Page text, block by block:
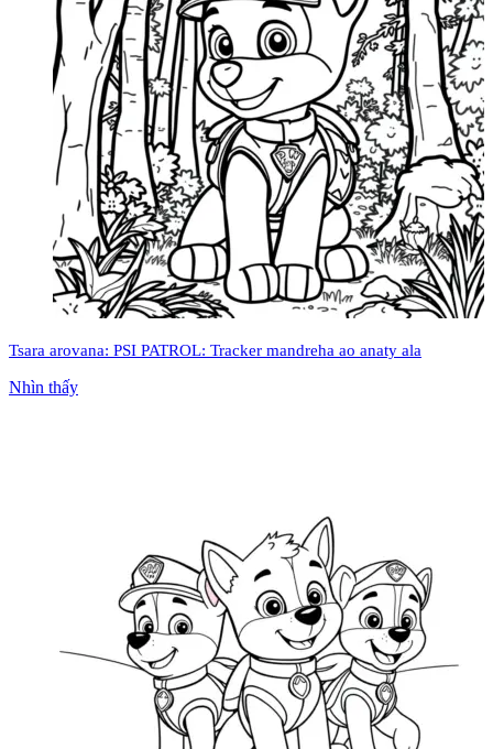
Tsara arovana: PSI PATROL: Tracker mandreha ao anaty ala
Nhìn thấy